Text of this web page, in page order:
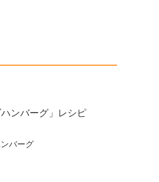
ンバーグ」レシピ
バーグ